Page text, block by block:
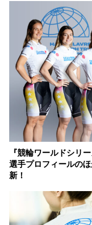
『競輪ワールドシリ
選手プロフィールの
新！